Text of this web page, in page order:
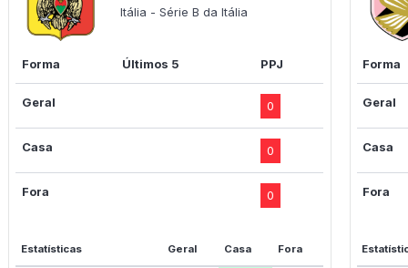
Itália - Série B da Itália
Forma Últimos 5 PPJ
Geral 0
Casa 0
Fora 0
Estatísticas Geral Casa Fora
Forma
Geral
Casa
Fora